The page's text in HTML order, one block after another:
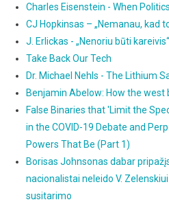
Charles Eisenstein - When
CJ Hopkinsas – „Nemanau, kad
J. Erlickas - „Nenoriu būti kareivis“
Take Back Our Tech
Dr. Michael Nehls - The Lithium
Benjamin Abelow: How the
False Binaries that 'Limit the
in the COVID-19 Debate and
Powers That Be (Part 1)
Borisas Johnsonas dabar
nacionalistai neleido V.
susitarimo